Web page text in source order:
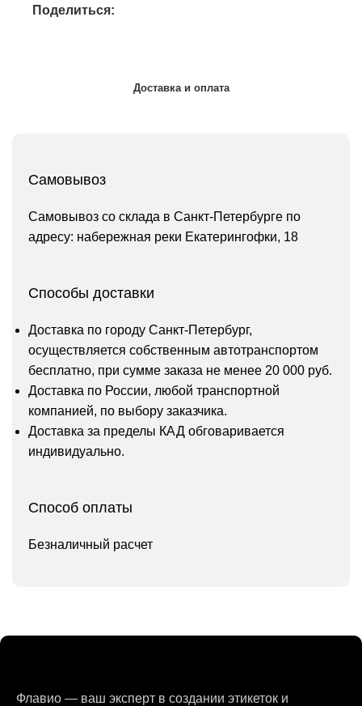
Поделиться:
Доставка и оплата
Самовывоз
Самовывоз со склада в Санкт-Петербурге по
адресу: набережная реки Екатерингофки, 18
Способы доставки
Доставка по городу Санкт-Петербург,
осуществляется собственным автотранспортом
бесплатно, при сумме заказа не менее 20 000 руб.
Доставка по России, любой транспортной
компанией, по выбору заказчика.
Доставка за пределы КАД обговаривается
индивидуально.
Способ оплаты
Безналичный расчет
Флавио — ваш эксперт в создании этикеток и